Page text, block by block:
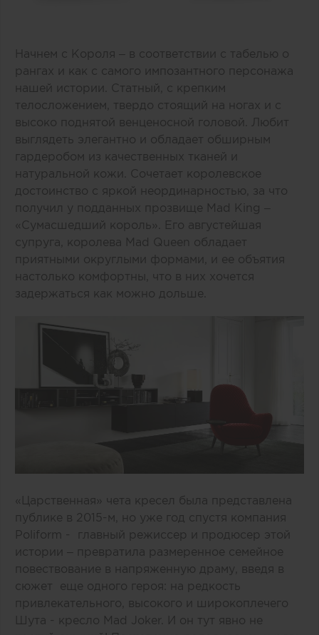
Начнем с Короля – в соответствии с табелью о
рангах и как с самого импозантного персонажа
нашей истории. Статный, с крепким
телосложением, твердо стоящий на ногах и с
высоко поднятой венценосной головой. Любит
выглядеть элегантно и обладает обширным
гардеробом из качественных тканей и
натуральной кожи. Сочетает королевское
достоинство с яркой неординарностью, за что
получил у подданных прозвище Mad King –
«Сумасшедший король». Его августейшая
супруга, королева Mad Queen обладает
приятными округлыми формами, и ее объятия
настолько комфортны, что в них хочется
задержаться как можно дольше.
«Царственная» чета кресел была представлена
публике в 2015-м, но уже год спустя компания
Poliform - главный режиссер и продюсер этой
истории – превратила размеренное семейное
повествование в напряженную драму, введя в
сюжет еще одного героя: на редкость
привлекательного, высокого и широкоплечего
Шута - кресло Mad Joker. И он тут явно не